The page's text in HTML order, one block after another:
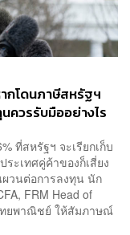
กโดนภาษีสหรัฐฯ
ควรรับมืออย่างไร
ที่สหรัฐฯ จะเรียกเก็บ
ะเทศคู่ค้าของก็เสี่ยง
วนต่อการลงทุน นัก
FRM Head of
ทยพาณิชย์ ให้สัมภาษณ์